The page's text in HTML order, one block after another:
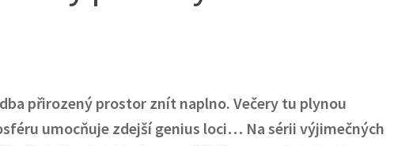
přirozený prostor znít naplno. Večery tu plynou
éru umocňuje zdejšígenius loci… Na sérii výjimečných